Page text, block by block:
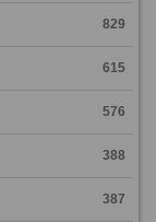
829
615
576
388
387